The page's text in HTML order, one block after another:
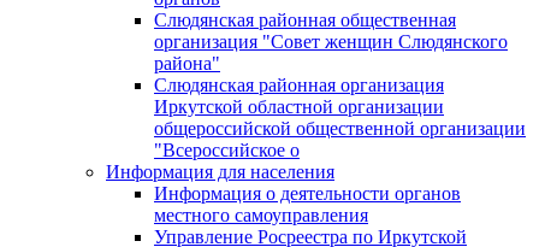
Слюдянская районная общественная
организация "Совет женщин Слюдянского
района"
Слюдянская районная организация
Иркутской областной организации
общероссийской общественной организации
"Всероссийское о
Информация для населения
Информация о деятельности органов
местного самоуправления
Управление Росреестра по Иркутской